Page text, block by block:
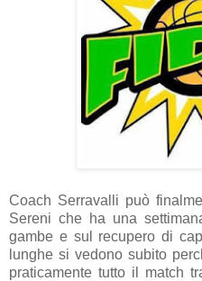
Coach Serravalli può
Sereni che ha una
gambe e sul recupero di
lunghe si vedono subito
praticamente tutto il match